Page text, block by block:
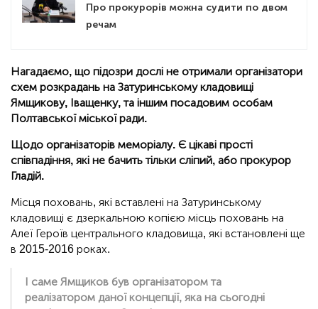
Про прокурорів можна судити по двом
речам
Нагадаємо, що підозри дослі не отримали організатори
схем розкрадань на Затуринському кладовищі
Ямщикову, Іващенку, та іншим посадовим особам
Полтавської міської ради.
Щодо організаторів меморіалу. Є цікаві прості
співпадіння, які не бачить тільки сліпий, або прокурор
Гладій.
Місця поховань, які вставлені на Затуринському
кладовищі є дзеркальною копією місць поховань на
Алеї Героїв центрального кладовища, які встановлені ще
в 2015-2016 роках.
І саме Ямщиков був організатором та
реалізатором даної концепції, яка на сьогодні